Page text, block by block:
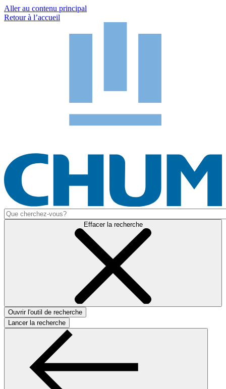
Aller au contenu principal
Retour à l’accueil
Effacer la recherche
Ouvrir l'outil de recherche
Lancer la recherche